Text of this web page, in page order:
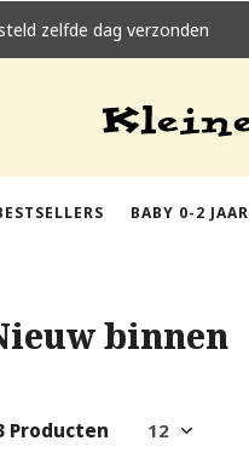
BABY 0-2 JAAR
zelfde dag verzonden
binnen
Producten